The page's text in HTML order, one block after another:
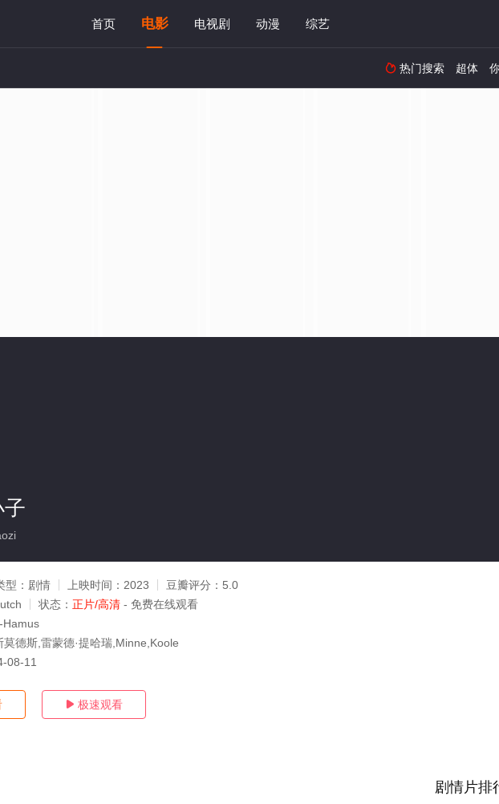
首页 电影 电视剧 动漫 综艺
 热门搜索 超体
型： 剧情 上映时间： 2023 豆瓣评分： 5.0
状态： 正片/高清 - 免费在线观看
Hamus
莫德斯,雷蒙德·提哈瑞,Minne,Koole
08-11
 极速观看
剧情片排